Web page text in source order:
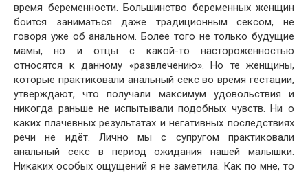
время беременности. Большинство беременных женщин
боится заниматься даже традиционным сексом, не
говоря уже об анальном. Более того не только будущие
мамы, но и отцы с какой-то настороженностью
относятся к данному «развлечению». Но те женщины,
которые практиковали анальный секс во время гестации,
утверждают, что получали максимум удовольствия и
никогда раньше не испытывали подобных чувств. Ни о
каких плачевных результатах и негативных последствиях
речи не идёт. Лично мы с супругом практиковали
анальный секс в период ожидания нашей малышки.
Никаких особых ощущений я не заметила. Как по мне, то